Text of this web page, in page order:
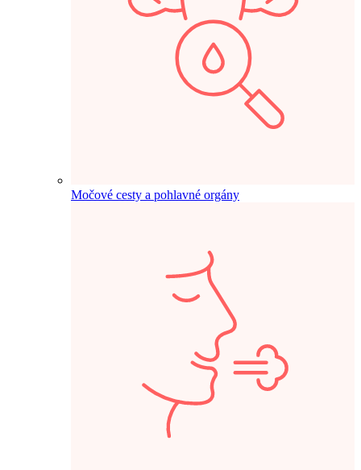
Močové cesty a pohlavné orgány